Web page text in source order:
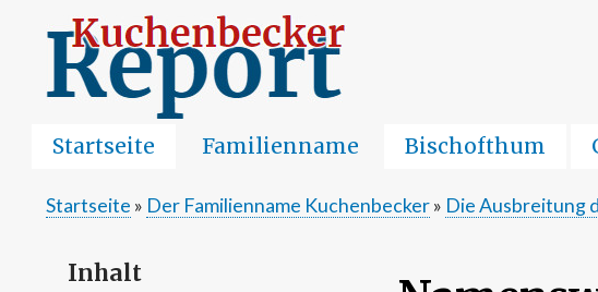
Startseite Familienname Bischofthum
Pfadnavigation
Startseite Der Familienname Kuchenbecker Die Ausbreitung
Inhalt